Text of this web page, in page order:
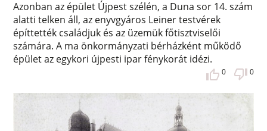
Azonban az épület Újpest szélén, a Duna sor 14. szám
alatti telken áll, az enyvgyáros Leiner testvérek
építtették családjuk és az üzemük főtisztviselői
számára. A ma önkormányzati bérházként működő
épület az egykori újpesti ipar fénykorát idézi.
0 0